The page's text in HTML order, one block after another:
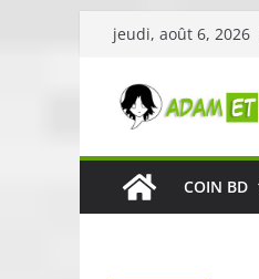
Passer
contenu
jeudi, août 6, 2026
COIN BD